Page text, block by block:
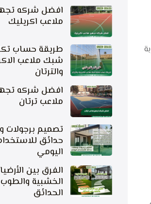
افضل شركه
ملاعب اكريليك
طريقة حساب
شبك ملاعب
والترتان
افضل شركه
ملاعب ترتان
تصميم برجولات
حدائق
اليومي
الفرق بين
الخشبية
الحدائق